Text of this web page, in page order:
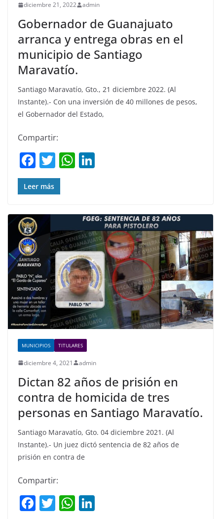
diciembre 21, 2022 admin
Gobernador de Guanajuato
arranca y entrega obras en el
municipio de Santiago
Maravatío.
Santiago Maravatío, Gto., 21 diciembre 2022. (Al
Instante).- Con una inversión de 40 millones de pesos,
el Gobernador del Estado,
Compartir:
F
a
c
b
o
o
k
T
w
itt
W
A
p
p
dI
n
Leer más
MUNICIPIOS TITULARES
diciembre 4, 2021 admin
Dictan 82 años de prisión en
contra de homicida de tres
personas en Santiago Maravatío.
Santiago Maravatío, Gto. 04 diciembre 2021. (Al
Instante).- Un juez dictó sentencia de 82 años de
prisión en contra de
Compartir:
F T W